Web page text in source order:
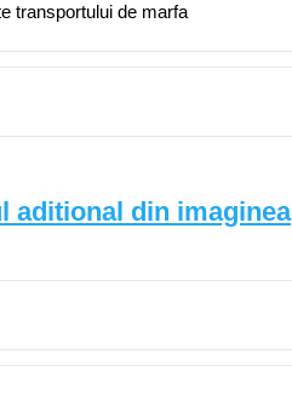
transportului de marfa
aditional din imaginea